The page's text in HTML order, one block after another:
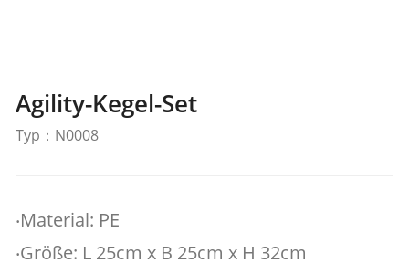
Agility-Kegel-Set
Typ：N0008
‧Material: PE
‧Größe: L 25cm x B 25cm x H 32cm